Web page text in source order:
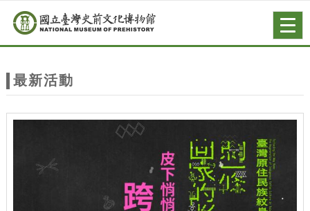
站
主
跳到主要內容
網站導覽
最新活動